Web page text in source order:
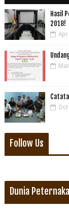
Hasil
2018!
Follow Us
Dunia